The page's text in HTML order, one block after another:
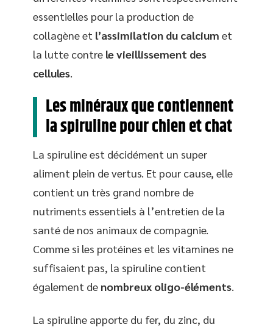
essentielles pour la production de
collagène et l’assimilation du calcium et
la lutte contre le vieillissement des
cellules.
Les minéraux que contiennent
la spiruline pour chien et chat
La spiruline est décidément un super
aliment plein de vertus. Et pour cause, elle
contient un très grand nombre de
nutriments essentiels à l’entretien de la
santé de nos animaux de compagnie.
Comme si les protéines et les vitamines ne
suffisaient pas, la spiruline contient
également de nombreux oligo-éléments.
La spiruline apporte du fer, du zinc, du